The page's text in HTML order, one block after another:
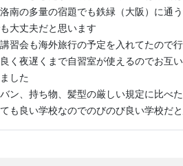
南の多量の宿題でも鉄緑（大阪）に通
大丈夫だと思います
習会も海外旅行の予定を入れてたので
く夜遅くまで自習室が使えるのでお互
ました
ン、持ち物、髪型の厳しい規定に比べ
も良い学校なのでのびのび良い学校だ